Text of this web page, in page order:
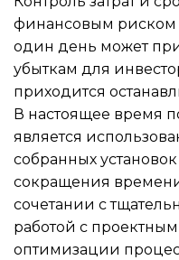
финансовым риском
один день может
убыткам для
приходится
В настоящее время
является
собранных
сокращения времени
сочетании с
работой с
оптимизации